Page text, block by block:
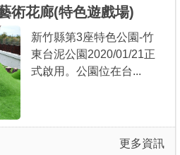
術花廊(特色遊戲場)
新竹縣第3座特色公園-竹
東台泥公園2020/01/21正
式啟用。公園位在台...
更多資訊